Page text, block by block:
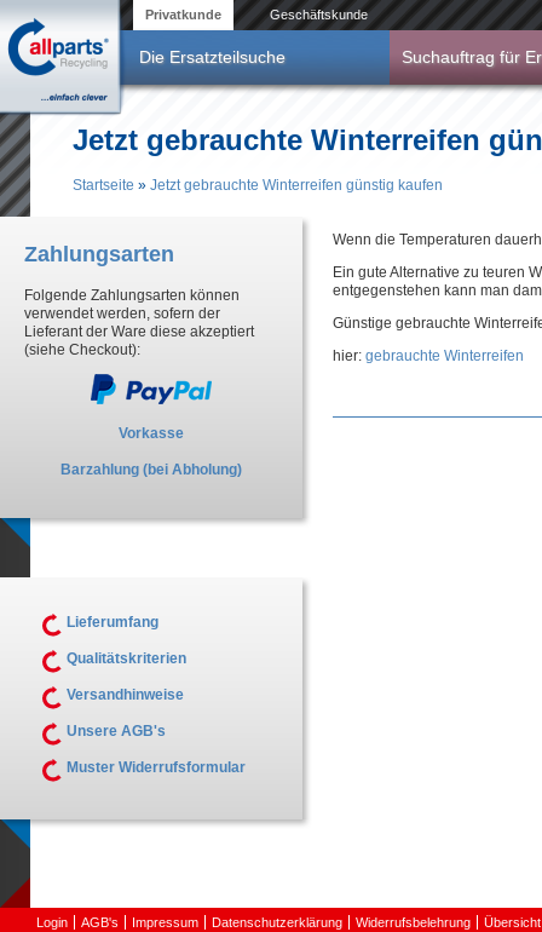
Privatkunde Geschäftskunde
Die Ersatzteilsuche Suchauftrag für
Jetzt gebrauchte Winterreifen
Startseite » Jetzt gebrauchte Winterreifen günstig kaufen
Wenn die Temperaturen
Ein gute Alternative zu teuren
entgegenstehen kann man
Günstige gebrauchte
hier: gebrauchte Winterreifen
Zahlungsarten
Folgende Zahlungsarten können
verwendet werden, sofern der
Lieferant der Ware diese akzeptiert
(siehe Checkout):
Vorkasse
Barzahlung (bei Abholung)
Lieferumfang
Qualitätskriterien
Versandhinweise
Unsere AGB's
Muster Widerrufsformular
Login AGB's Impressum Datenschutzerklärung Widerrufsbelehrung